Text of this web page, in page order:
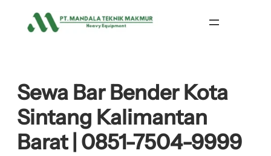
Sewa Bar Bender Kota
Sintang Kalimantan
Barat | 0851-7504-9999